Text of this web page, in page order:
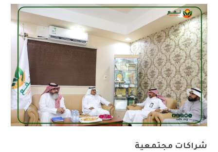
شراكات مجتمعية